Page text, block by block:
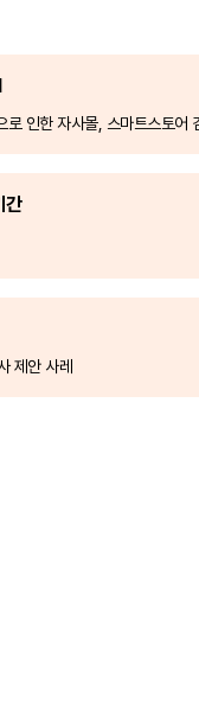
로 인한 자사몰, 스마트스토어
간
제안 사레